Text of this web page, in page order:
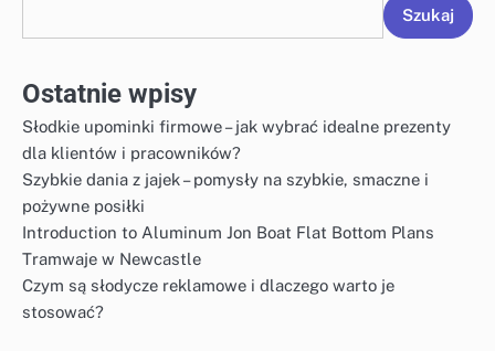
Szukaj
Ostatnie wpisy
Słodkie upominki firmowe – jak wybrać idealne prezenty
dla klientów i pracowników?
Szybkie dania z jajek – pomysły na szybkie, smaczne i
pożywne posiłki
Introduction to Aluminum Jon Boat Flat Bottom Plans
Tramwaje w Newcastle
Czym są słodycze reklamowe i dlaczego warto je
stosować?